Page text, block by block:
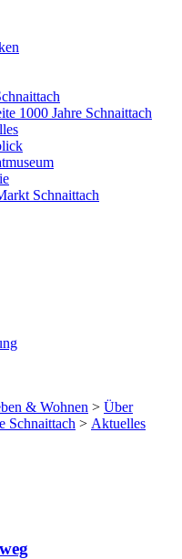
1000 Jahre Schnaittach
Schnaittach
& Wohnen > Über
Schnaittach > Aktuelles